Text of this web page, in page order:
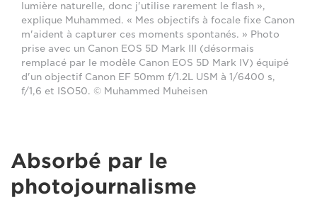
lumière naturelle, donc j'utilise rarement le flash »,
explique Muhammed. « Mes objectifs à focale fixe Canon
m'aident à capturer ces moments spontanés. » Photo
prise avec un Canon EOS 5D Mark III (désormais
remplacé par le modèle Canon EOS 5D Mark IV) équipé
d'un objectif Canon EF 50mm f/1.2L USM à 1/6400 s,
f/1,6 et ISO50. © Muhammed Muheisen
Absorbé par le
photojournalisme